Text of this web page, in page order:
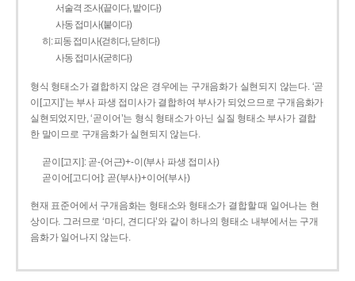
서술격 조사(끝이다, 밭이다)
사동 접미사(붙이다)
히: 피동 접미사(걷히다, 닫히다)
사동 접미사(굳히다)
형식 형태소가 결합하지 않은 경우에는 구개음화가 실현되지 않는다. ‘곧
이[고지]’는 부사 파생 접미사가 결합하여 부사가 되었으므로 구개음화가
실현되었지만, ‘곧이어’는 형식 형태소가 아닌 실질 형태소 부사가 결합
한 말이므로 구개음화가 실현되지 않는다.
곧이[고지]: 곧-­(어근)+­-이(부사 파생 접미사)
곧이어[고디어]: 곧(부사)+이어(부사)
현재 표준어에서 구개음화는 형태소와 형태소가 결합할 때 일어나는 현
상이다. 그러므로 ‘마디, 견디다’와 같이 하나의 형태소 내부에서는 구개
음화가 일어나지 않는다.